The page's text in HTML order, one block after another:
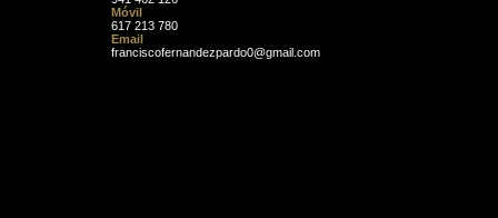
Móvil
617 213 780
Email
franciscofernandezpardo0@gmail.com